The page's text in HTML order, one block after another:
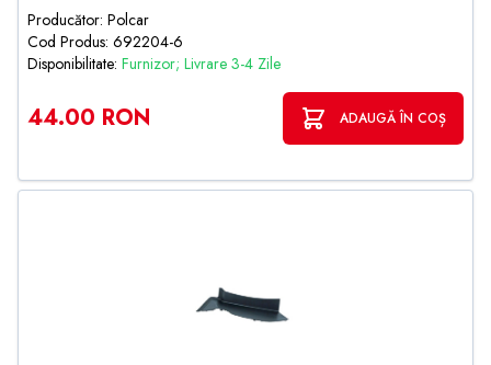
Producător: Polcar
Cod Produs: 692204-6
Disponibilitate: Furnizor; Livrare 3-4 Zile
44.00 RON ADAUGĂ ÎN COȘ